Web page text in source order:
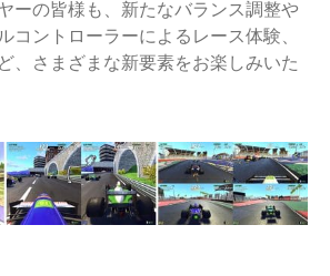
ーの皆様も、新たなバランス調整や
コントローラーによるレース体験、
、さまざまな新要素をお楽しみいた